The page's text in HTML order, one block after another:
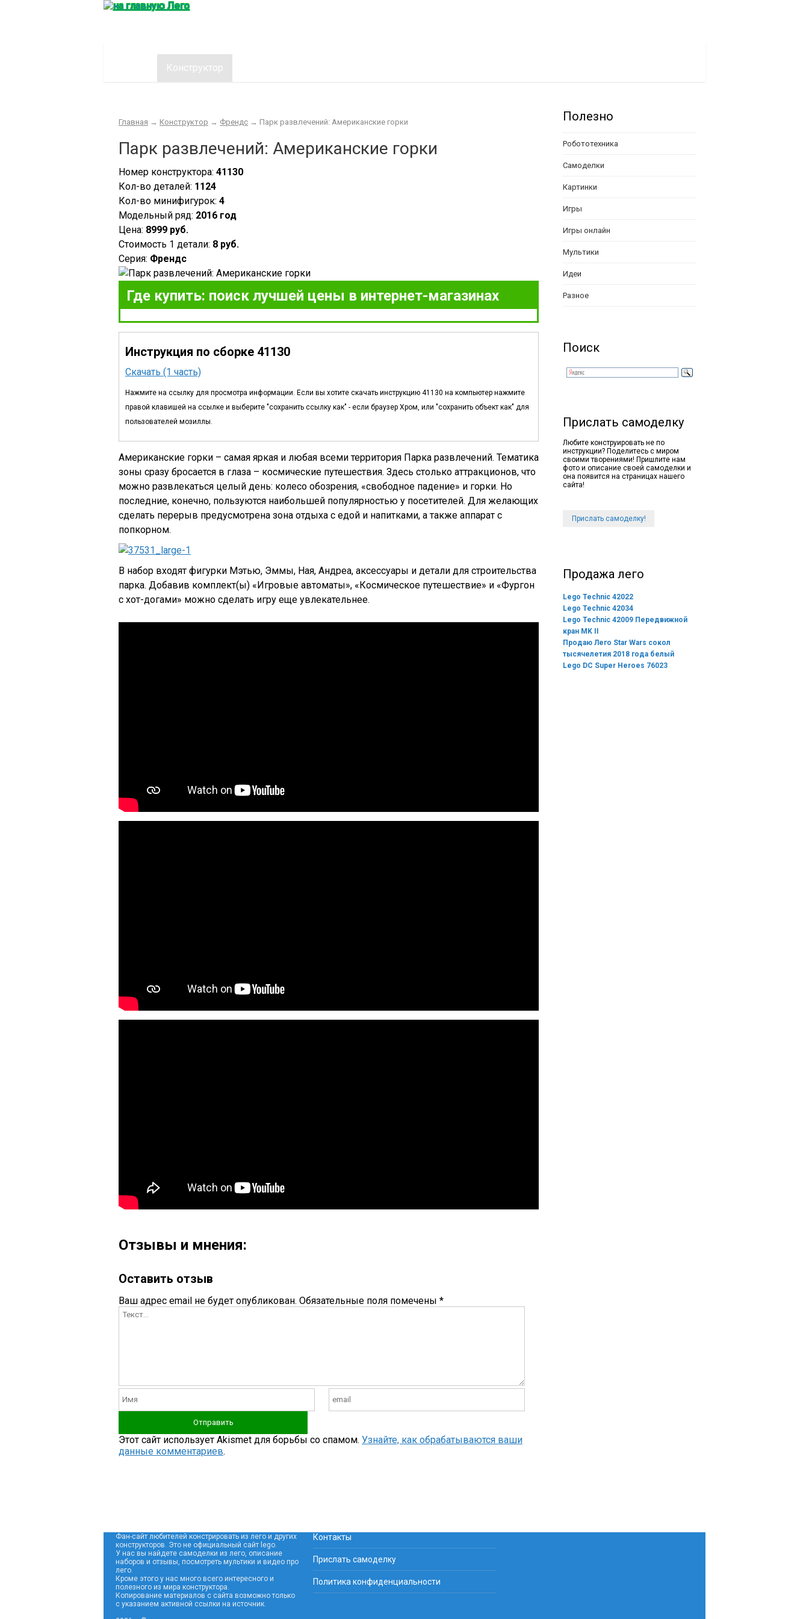
Конструктор
Главная → Конструктор → Френдс → Парк развлечений: Американские горки
Парк развлечений: Американские горки
Номер конструктора: 41130
Кол-во деталей: 1124
Кол-во минифигурок: 4
Модельный ряд: 2016 год
Цена: 8999 руб.
Стоимость 1 детали: 8 руб.
Серия: Френдс
Где купить: поиск лучшей цены в интернет-магазинах
Инструкция по сборке 41130
Скачать (1 часть)
Нажмите на ссылку для просмотра информации. Если вы хотите скачать инструкцию 41130 на компьютер нажмите
правой клавишей на ссылке и выберите "сохранить ссылку как" - если браузер Хром, или "сохранить объект как" для
пользователей мозиллы.
Американские горки – самая яркая и любая всеми территория Парка развлечений. Тематика
зоны сразу бросается в глаза – космические путешествия. Здесь столько аттракционов, что
можно развлекаться целый день: колесо обозрения, «свободное падение» и горки. Но
последние, конечно, пользуются наибольшей популярностью у посетителей. Для желающих
сделать перерыв предусмотрена зона отдыха с едой и напитками, а также аппарат с
попкорном.
В набор входят фигурки Мэтью, Эммы, Ная, Андреа, аксессуары и детали для строительства
парка. Добавив комплект(ы) «Игровые автоматы», «Космическое путешествие» и «Фургон
с хот-догами» можно сделать игру еще увлекательнее.
Отзывы и мнения:
Оставить отзыв
Ваш адрес email не будет опубликован. Обязательные поля помечены *
Этот сайт использует Akismet для борьбы со спамом. Узнайте, как обрабатываются ваши
данные комментариев.
Полезно
Робототехника
Самоделки
Картинки
Игры
Игры онлайн
Мультики
Идеи
Разное
Поиск
Прислать самоделку
Любите конструировать не по
инструкции? Поделитесь с миром
своими творениями! Пришлите нам
фото и описание своей самоделки и
она появится на страницах нашего
сайта!
Прислать самоделку!
Продажа лего
Lego Technic 42022
Lego Technic 42034
Lego Technic 42009 Передвижной
кран MK II
Продаю Лего Star Wars сокол
тысячелетия 2018 года белый
Lego DC Super Heroes 76023
Фан-сайт любителей констрировать из лего и других
конструкторов. Это не официальный сайт lego.
У нас вы найдете самоделки из лего, описание
наборов и отзывы, посмотреть мультики и видео про
лего.
Кроме этого у нас много всего интересного и
полезного из мира конструктора.
Копирование материалов с сайта возможно только
с указанием активной ссылки на источник.
Контакты
Прислать самоделку
Политика конфиденциальности